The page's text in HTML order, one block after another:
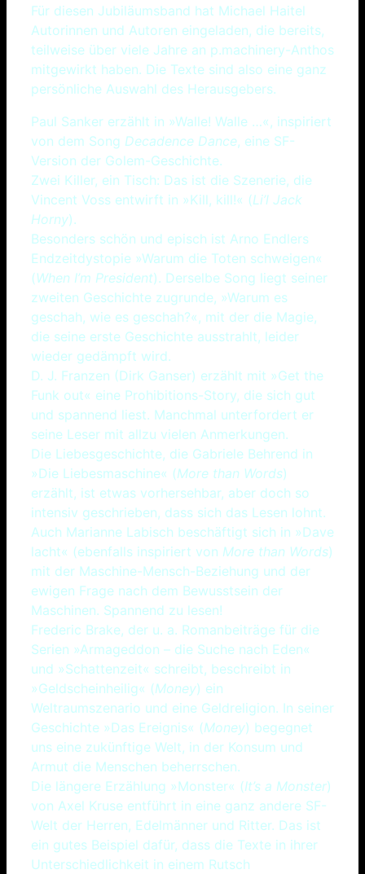
Für diesen Jubiläumsband hat Michael Haitel
Autorinnen und Autoren eingeladen, die bereits,
teilweise über viele Jahre an p.machinery-Anthos
mitgewirkt haben. Die Texte sind also eine ganz
persönliche Auswahl des Herausgebers.
Paul Sanker erzählt in »Walle! Walle …«, inspiriert
von dem Song Decadence Dance, eine SF-
Version der Golem-Geschichte.
Zwei Killer, ein Tisch: Das ist die Szenerie, die
Vincent Voss entwirft in »Kill, kill!« (Li’l Jack
Horny).
Besonders schön und episch ist Arno Endlers
Endzeitdystopie »Warum die Toten schweigen«
(When I’m President). Derselbe Song liegt seiner
zweiten Geschichte zugrunde, »Warum es
geschah, wie es geschah?«, mit der die Magie,
die seine erste Geschichte ausstrahlt, leider
wieder gedämpft wird.
D. J. Franzen (Dirk Ganser) erzählt mit »Get the
Funk out« eine Prohibitions-Story, die sich gut
und spannend liest. Manchmal unterfordert er
seine Leser mit allzu vielen Anmerkungen.
Die Liebesgeschichte, die Gabriele Behrend in
»Die Liebesmaschine« (More than Words)
erzählt, ist etwas vorhersehbar, aber doch so
intensiv geschrieben, dass sich das Lesen lohnt.
Auch Marianne Labisch beschäftigt sich in »Dave
lacht« (ebenfalls inspiriert von More than Words)
mit der Maschine-Mensch-Beziehung und der
ewigen Frage nach dem Bewusstsein der
Maschinen. Spannend zu lesen!
Frederic Brake, der u. a. Romanbeiträge für die
Serien »Armageddon – die Suche nach Eden«
und »Schattenzeit« schreibt, beschreibt in
»Geldscheinheilig« (Money) ein
Weltraumszenario und eine Geldreligion. In seiner
Geschichte »Das Ereignis« (Money) begegnet
uns eine zukünftige Welt, in der Konsum und
Armut die Menschen beherrschen.
Die längere Erzählung »Monster« (It’s a Monster)
von Axel Kruse entführt in eine ganz andere SF-
Welt der Herren, Edelmänner und Ritter. Das ist
ein gutes Beispiel dafür, dass die Texte in ihrer
Unterschiedlichkeit in einem Rutsch